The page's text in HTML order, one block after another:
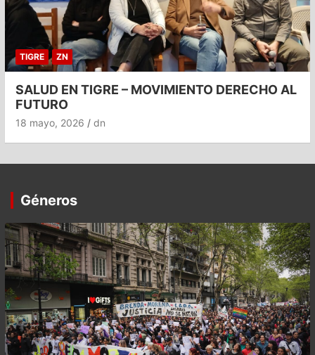
TIGRE ZN
SALUD EN TIGRE – MOVIMIENTO DERECHO AL
FUTURO
18 mayo, 2026 dn
Géneros